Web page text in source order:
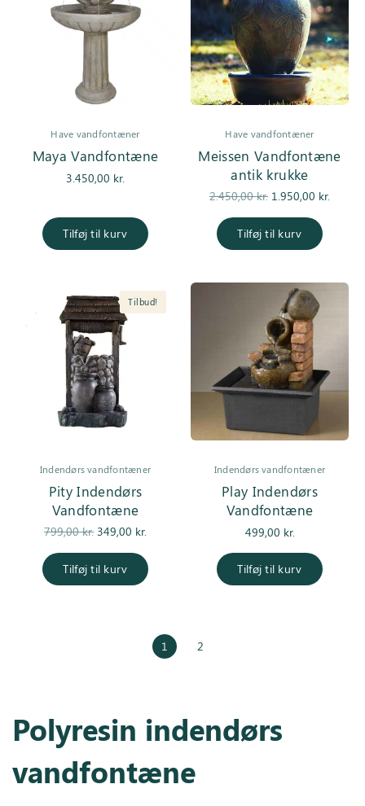
Have vandfontæner
Maya Vandfontæne
3.450,00 kr.
Tilføj til kurv
Have vandfontæner
Meissen Vandfontæne
antik krukke
2.450,00kr.
Den
pris var:
2.450,00 kr..
1.950,00 kr.
Tilføj til kurv
Tilbud!
Indendørs vandfontæner
Pity Indendørs
Vandfontæne
799,00kr.
Den
pris var:
799,00 kr..
349,00 kr.
Tilføj til kurv
Indendørs vandfontæner
Play Indendørs
Vandfontæne
499,00 kr.
Tilføj til kurv
1 2
Polyresin indendørs
vandfontæne